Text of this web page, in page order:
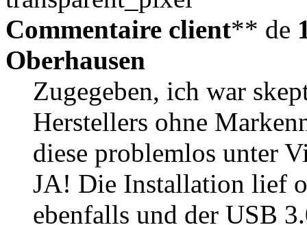
Commentaire client** de
Oberhausen
Zugegeben, ich war
Herstellers ohne
diese problemlos unter
JA! Die Installation lief
ebenfalls und der USB